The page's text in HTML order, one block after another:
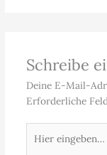
Schreibe
Deine E-Mail-
Erforderliche
eingeben…